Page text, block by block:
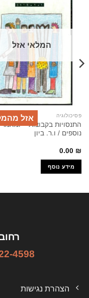
המלאי אזל
אזל פסיכולוגיה
התנסויות בקבוצות –
נוספים / ו.ר. ביון
0.00 ₪
מידע נוסף
רחוב יפו
4598
הצהרת נגישות